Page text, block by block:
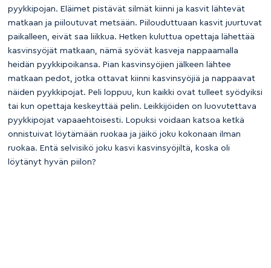
pyykkipojan. Eläimet pistävät silmät kiinni ja kasvit lähtevät
matkaan ja piiloutuvat metsään. Piilouduttuaan kasvit juurtuvat
paikalleen, eivät saa liikkua. Hetken kuluttua opettaja lähettää
kasvinsyöjät matkaan, nämä syövät kasveja nappaamalla
heidän pyykkipoikansa. Pian kasvinsyöjien jälkeen lähtee
matkaan pedot, jotka ottavat kiinni kasvinsyöjiä ja nappaavat
näiden pyykkipojat. Peli loppuu, kun kaikki ovat tulleet syödyiksi
tai kun opettaja keskeyttää pelin. Leikkijöiden on luovutettava
pyykkipojat vapaaehtoisesti. Lopuksi voidaan katsoa ketkä
onnistuivat löytämään ruokaa ja jäikö joku kokonaan ilman
ruokaa. Entä selvisikö joku kasvi kasvinsyöjiltä, koska oli
löytänyt hyvän piilon?